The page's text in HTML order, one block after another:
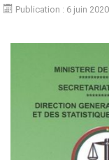
Publication : 6 juin 2020